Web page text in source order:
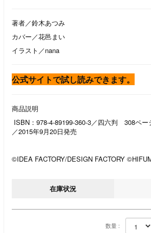
著者／鈴木あつみ
カバー／花邑まい
イラスト／nana
公式サイトで試し読みできます。
商品説明
ISBN：978-4-89199-360-3／四六判 308ペー
／2015年9月20日発売
©IDEA FACTORY/DESIGN FACTORY
在庫状況
数量 :